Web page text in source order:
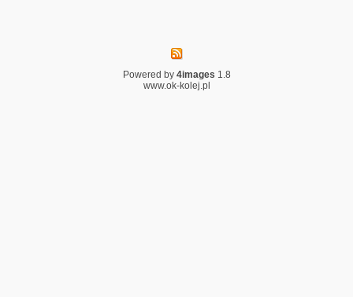
Powered by 4images 1.8
www.ok-kolej.pl